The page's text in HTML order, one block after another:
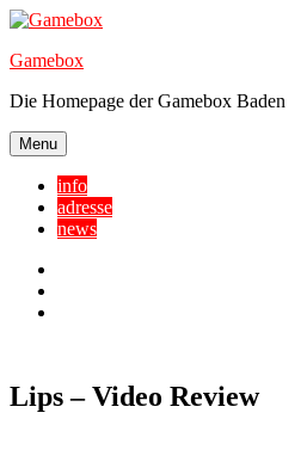
Skip
content
Gamebox
Die Homepage der Gamebox Baden
Menu
info
adresse
news
Lips – Video Review